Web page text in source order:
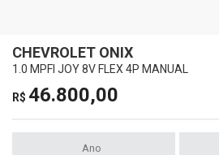
CHEVROLET ONIX
1.0 MPFI JOY 8V FLEX 4P MANUAL
R$ 46.800,00
Ano